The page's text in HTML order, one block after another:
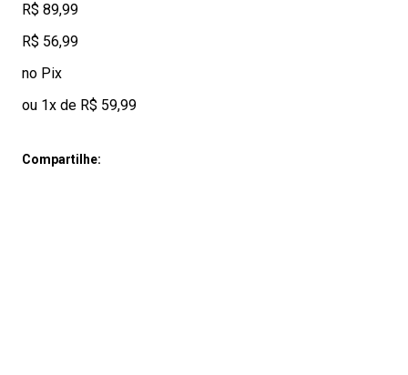
R$ 89,99
R$ 56,99
no Pix
ou 1x de R$ 59,99
Compartilhe: